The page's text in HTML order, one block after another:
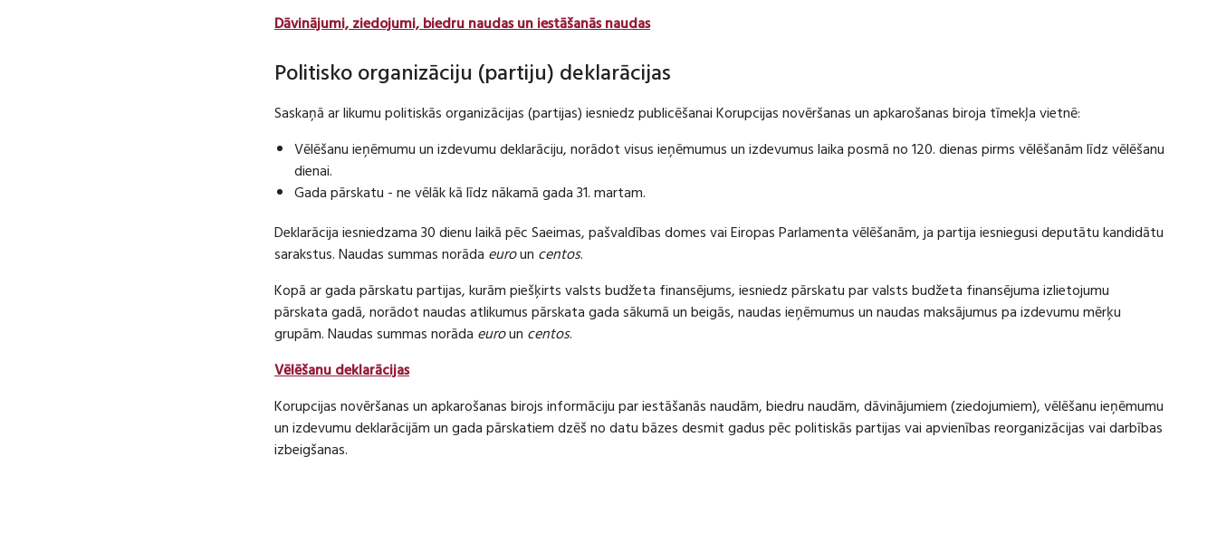
Dāvinājumi, ziedojumi, biedru naudas un iestāšanās naudas
Politisko organizāciju (partiju) deklarācijas
Saskaņā ar likumu politiskās organizācijas (partijas) iesniedz publicēšanai Korupcijas novēršanas un apkarošanas biroja tīmekļa vietnē:
Vēlēšanu ieņēmumu un izdevumu deklarāciju, norādot visus ieņēmumus un izdevumus laika posmā no 120. dienas pirms vēlēšanām līdz vēlēšanu
dienai.
Gada pārskatu - ne vēlāk kā līdz nākamā gada 31. martam.
Deklarācija iesniedzama 30 dienu laikā pēc Saeimas, pašvaldības domes vai Eiropas Parlamenta vēlēšanām, ja partija iesniegusi deputātu kandidātu
sarakstus. Naudas summas norāda euroun centos.
Kopā ar gada pārskatu partijas, kurām piešķirts valsts budžeta finansējums, iesniedz pārskatu par valsts budžeta finansējuma izlietojumu
pārskata gadā, norādot naudas atlikumus pārskata gada sākumā un beigās, naudas ieņēmumus un naudas maksājumus pa izdevumu mērķu
grupām. Naudas summas norāda euroun centos.
Vēlēšanu deklarācijas
Korupcijas novēršanas un apkarošanas birojs informāciju par iestāšanās naudām, biedru naudām, dāvinājumiem (ziedojumiem), vēlēšanu ieņēmumu
un izdevumu deklarācijām un gada pārskatiem dzēš no datu bāzes desmit gadus pēc politiskās partijas vai apvienības reorganizācijas vai darbības
izbeigšanas.